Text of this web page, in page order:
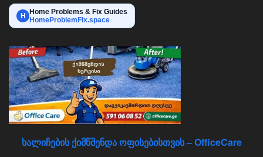
H Home Problems & Fix Guides
HomeProblemFix.space
ხალიჩების ქიმწმენდა ოფისებისთვის – OfficeCare